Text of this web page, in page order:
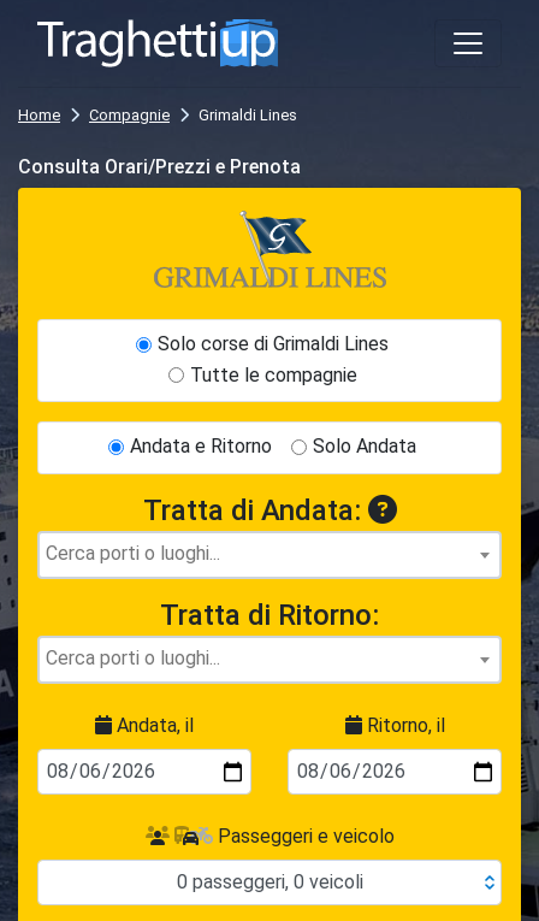
Home Compagnie Grimaldi Lines
Consulta Orari/Prezzi e Prenota
Solo corse di Grimaldi Lines
Tutte le compagnie
Andata e Ritorno Solo Andata
Tratta di Andata:
Tratta di Ritorno:
Andata, il Ritorno, il
Passeggeri e veicolo
0 passeggeri, 0 veicoli